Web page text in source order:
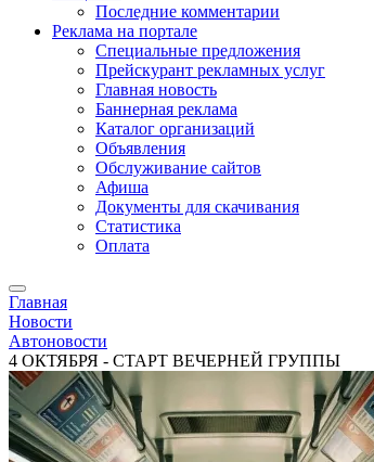
Последние комментарии
Реклама на портале
Специальные предложения
Прейскурант рекламных услуг
Главная новость
Баннерная реклама
Каталог организаций
Объявления
Обслуживание сайтов
Афиша
Документы для скачивания
Статистика
Оплата
Главная
Новости
Автоновости
4 ОКТЯБРЯ - СТАРТ ВЕЧЕРНЕЙ ГРУППЫ